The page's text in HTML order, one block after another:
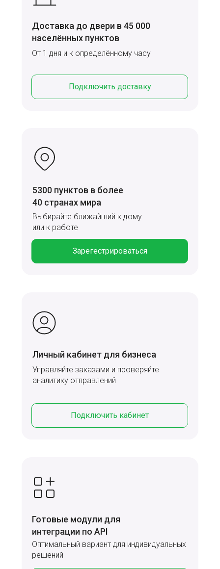
Личный кабинет для бизнеса
Подключить кабинет
Управляйте заказами и проверяйте
аналитику отправлений
Готовые модули для
интеграции по API
Оптимальный вариант для индивидуальных
решений
5300 пунктов в более
40 странах мира
Зарегестрироваться
Выбирайте ближайший к дому
или к работе
Доставка до двери в 45 000
населённых пунктов
От 1 дня и к определённому часу
Подключить доставку